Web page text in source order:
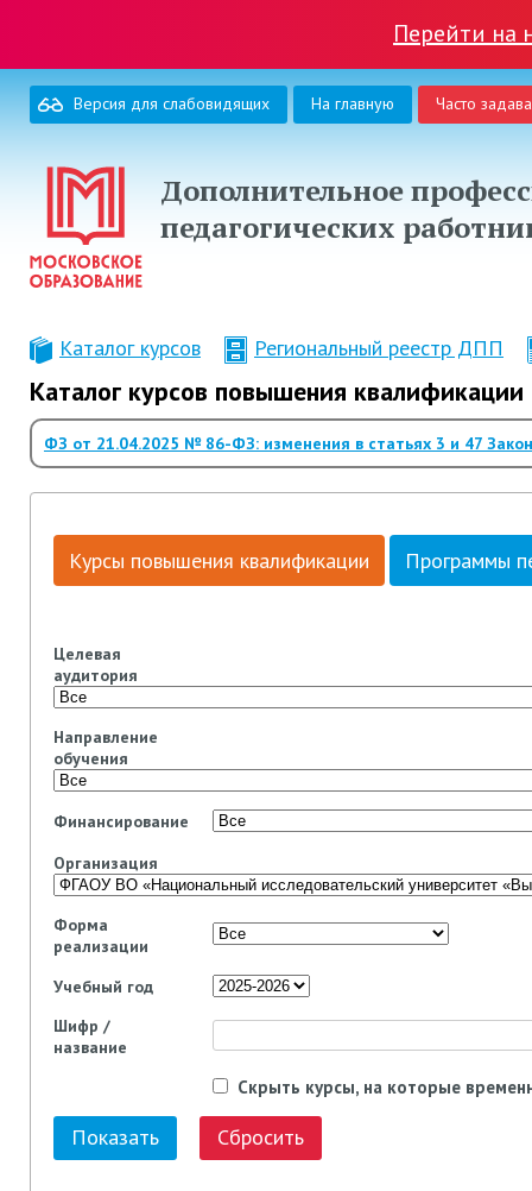
Перейти на
Версия для слабовидящих На главную Часто
Дополнительное
педагогических
Каталог курсов Региональный реестр ДПП
Каталог курсов повышения
ФЗ от 21.04.2025 № 86-ФЗ: изменения в статьях 3 и 47
Курсы повышения квалификации Программы
Целевая
аудитория
Направление
обучения
Финансирование
Организация
Форма
реализации
Учебный год
Шифр /
название
Скрыть курсы, на которые
Сбросить